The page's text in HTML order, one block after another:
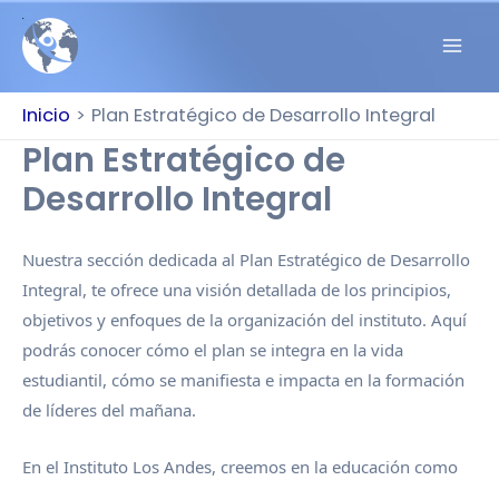
Inicio Plan Estratégico de Desarrollo Integral
Plan Estratégico de
Desarrollo Integral
Nuestra sección dedicada al Plan Estratégico de Desarrollo
Integral, te ofrece una visión detallada de los principios,
objetivos y enfoques de la organización del instituto. Aquí
podrás conocer cómo el plan se integra en la vida
estudiantil, cómo se manifiesta e impacta en la formación
de líderes del mañana.
En el Instituto Los Andes, creemos en la educación como